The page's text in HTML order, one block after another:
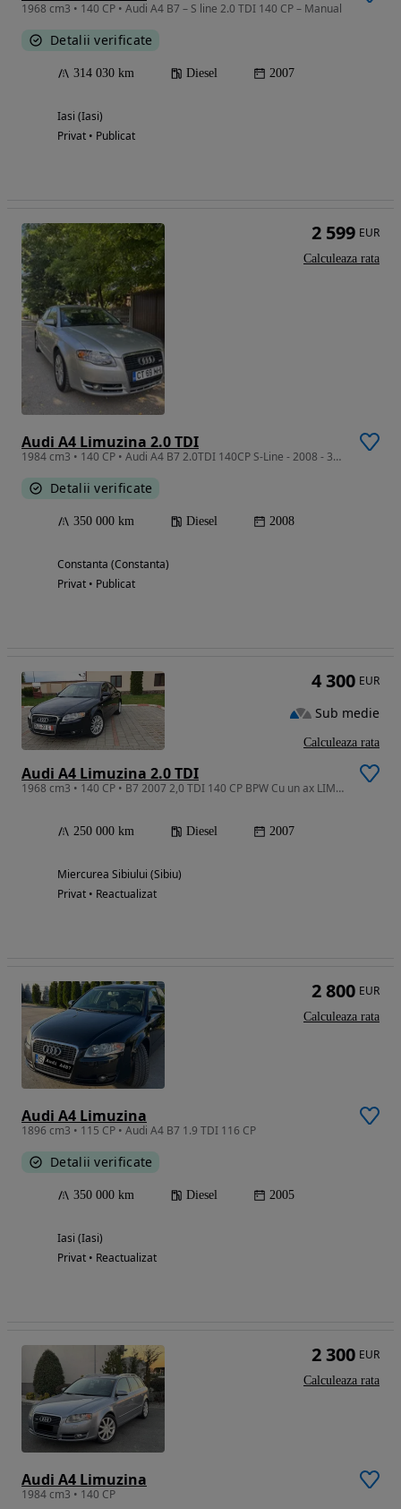
1968 cm3 • 140 CP • Audi A4 B7 – S line 2.0 TDI 140 CP – Manual
Detalii verificate
314 030 km Diesel 2007
Iasi (Iasi)
Privat • Publicat
Audi A4 Limuzina 2.0 TDI
1984 cm3 • 140 CP • Audi A4 B7 2.0TDI 140CP S-Line - 2008 - 350.000km
Detalii verificate
350 000 km Diesel 2008
Constanta (Constanta)
Privat • Publicat
2 599 EUR
Calculeaza rata
Audi A4 Limuzina 2.0 TDI
1968 cm3 • 140 CP • B7 2007 2,0 TDI 140 CP BPW Cu un ax LIMUZINA
250 000 km Diesel 2007
Miercurea Sibiului (Sibiu)
Privat • Reactualizat
4 300 EUR
Sub medie
Calculeaza rata
Audi A4 Limuzina
1896 cm3 • 115 CP • Audi A4 B7 1.9 TDI 116 CP
Detalii verificate
350 000 km Diesel 2005
Iasi (Iasi)
Privat • Reactualizat
2 800 EUR
Calculeaza rata
Audi A4 Limuzina
1984 cm3 • 140 CP
2 300 EUR
Calculeaza rata